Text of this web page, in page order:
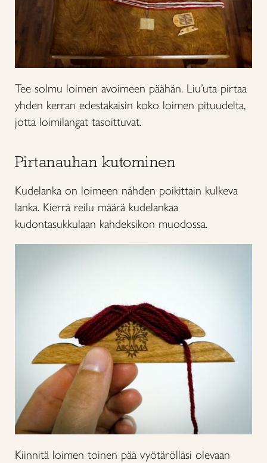
Tee solmu loimen avoimeen päähän. Liu’uta pirtaa
yhden kerran edestakaisin koko loimen pituudelta,
jotta loimilangat tasoittuvat.
Pirtanauhan kutominen
Kudelanka on loimeen nähden poikittain kulkeva
lanka. Kierrä reilu määrä kudelankaa
kudontasukkulaan kahdeksikon muodossa.
Kiinnitä loimen toinen pää vyötärölläsi olevaan